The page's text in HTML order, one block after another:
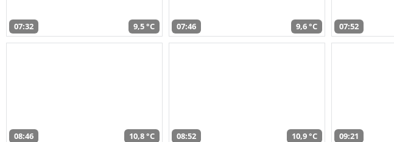
07:32 9,5 °C 07:46 9,6 °C 07:52
08:46 10,8 °C 08:52 10,9 °C 09:21